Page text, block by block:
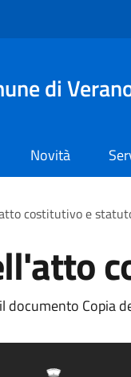
di
Novità
pane
costitutivo e
documento